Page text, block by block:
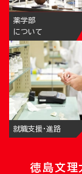
薬学部
について
就職支援・進路
徳島文理